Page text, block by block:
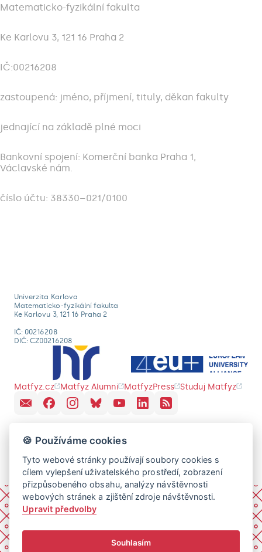
Matematicko-fyzikální fakulta
Ke Karlovu 3, 121 16 Praha 2
IČ:00216208
zastoupená: jméno, příjmení, tituly, děkan fakulty
jednající na základě plné moci
Bankovní spojení: Komerční banka Praha 1,
Václavské nám.
číslo účtu: 38330–021/0100
Univerzita Karlova
Matematicko-fyzikální fakulta
Ke Karlovu 3, 121 16 Praha 2
IČ: 00216208
DIČ: CZ00216208
Matfyz.cz Matfyz Alumni MatfyzPress Studuj Matfyz
🍪 Používáme cookies
Tyto webové stránky používají soubory cookies s
cílem vylepšení uživatelského prostředí, zobrazení
přizpůsobeného obsahu, analýzy návštěvnosti
webových stránek a zjištění zdroje návštěvnosti.
Upravit předvolby
Souhlasím